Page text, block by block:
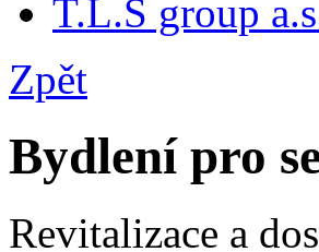
T.L.S group
Zpět
Bydlení pro
Revitalizace a